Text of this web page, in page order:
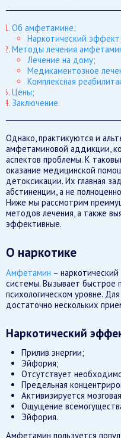
Об амфетамине;
Наркотический эффект;
Методы лечения
Лечение на дому;
Медикаментозное
Комплексная
Цены;
Заключение.
Однако, практикуются и
амфетаминовой аддикции,
аспектов проблемы. К
оказание медицинской
детоксикации. Их главная
абстиненции, а не
Ниже мы рассмотрим
методов лечения, а также
эффективные.
О наркотике
Амфетамин –
системы. Вызывает быстрое
психологическом уровне.
достаточно нескольких
Наркотический
Прилив энергии;
Эйфория;
Отсутствует
Предельная
Активизируется
Ощущение
Эйфория.
Амфетамин пользуется